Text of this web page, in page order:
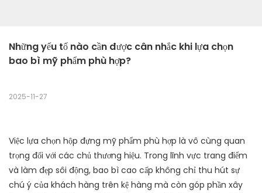
Những yếu tố nào cần được cân nhắc khi lựa chọn
bao bì mỹ phẩm phù hợp?
2025-11-27
Việc lựa chọn hộp đựng mỹ phẩm phù hợp là vô cùng quan
trọng đối với các chủ thương hiệu. Trong lĩnh vực trang điểm
và làm đẹp sôi động, bao bì cao cấp không chỉ thu hút sự
chú ý của khách hàng trên kệ hàng mà còn góp phần xây